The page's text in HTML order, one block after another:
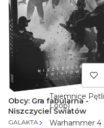
Cyberpunk
Kult: Boskość
Wampir
Zew Cthulhu
Achtung!
Tajemnice
Loop)
Warhammer 4
Obcy: Gra fabularna -
Niszczyciel Światów
PRODUCENT
GALAKTA